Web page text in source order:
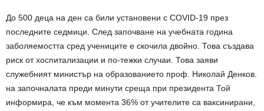
До 500 деца на ден са били установени с COVID-19 през
последните седмици. След започване на учебната година
заболяемостта сред учениците е скочила двойно. Това създава
риск от хоспитализации и по-тежки случаи. Това заяви
служебният министър на образованието проф. Николай Денков.
на започналата преди минути среща при президента Той
информира, че към момента 36% от учителите са ваксинирани,